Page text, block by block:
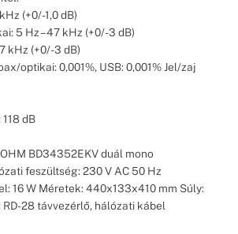
(+0/-1,0 dB)
5 Hz – 47 kHz (+0/-3 dB)
kHz (+0/-3 dB)
optikai: 0,001%, USB: 0,001% Jel/zaj
dB
BD34352EKV duál mono
feszültség: 230 V AC 50 Hz
16 W Méretek: 440x133x410 mm Súly:
28 távvezérlő, hálózati kábel